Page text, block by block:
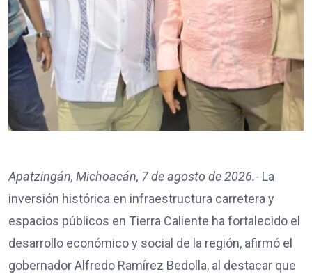
Apatzingán, Michoacán, 7 de agosto de 2026.- La
inversión histórica en infraestructura carretera y
espacios públicos en Tierra Caliente ha fortalecido el
desarrollo económico y social de la región, afirmó el
gobernador Alfredo Ramírez Bedolla, al destacar que